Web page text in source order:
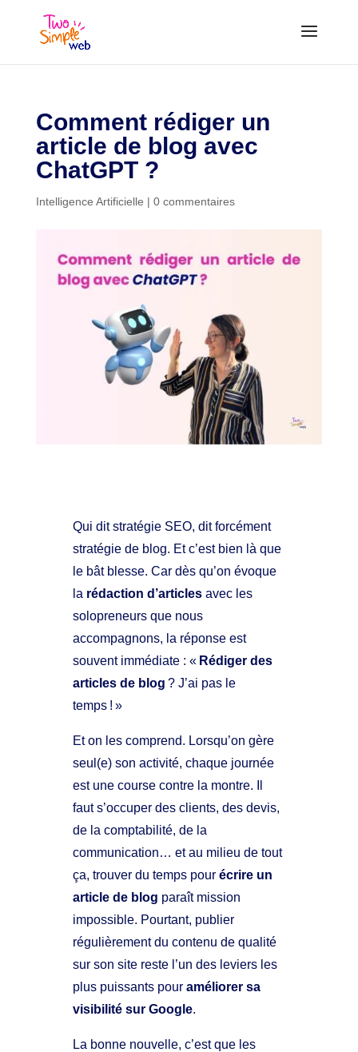
Comment rédiger un
article de blog avec
ChatGPT ?
Intelligence Artificielle | 0 commentaires
Qui dit stratégie SEO, dit forcément
stratégie de blog. Et c’est bien là que
le bât blesse. Car dès qu’on évoque
la rédaction d’articles avec les
solopreneurs que nous
accompagnons, la réponse est
souvent immédiate : « Rédiger des
articles de blog ? J’ai pas le
temps ! »
Et on les comprend. Lorsqu’on gère
seul(e) son activité, chaque journée
est une course contre la montre. Il
faut s’occuper des clients, des devis,
de la comptabilité, de la
communication… et au milieu de tout
ça, trouver du temps pourécrire un
article de blog paraît mission
impossible. Pourtant, publier
régulièrement du contenu de qualité
sur son site reste l’un des leviers les
plus puissants pouraméliorer sa
visibilité sur Google.
La bonne nouvelle, c’est que les